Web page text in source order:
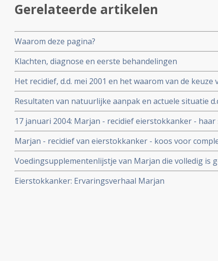
Gerelateerde artikelen
Waarom deze pagina?
Klachten, diagnose en eerste behandelingen
Het recidief, d.d. mei 2001 en het waarom van de
Resultaten van natuurlijke aanpak en actuele situatie
17 januari 2004: Marjan - recidief eierstokkanker -
stabiel. Scans en tumorwaarden tonen absoluut geen
Marjan - recidief van eierstokkanker - koos voor
in 2001 en is daarmee volledig genezen
Voedingsupplementenlijstje van Marjan die volledig is
eierstokkanker
Eierstokkanker: Ervaringsverhaal Marjan